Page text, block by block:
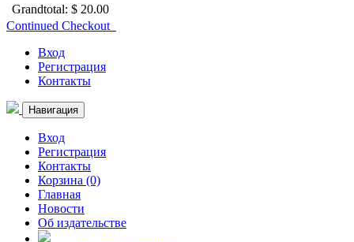
Grandtotal: $ 20.00
Continued Checkout
Вход
Регистрация
Контакты
Навигация
Вход
Регистрация
Контакты
Корзина (0)
Главная
Новости
Об издательстве